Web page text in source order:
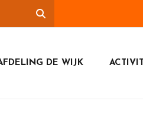
DE WIJK